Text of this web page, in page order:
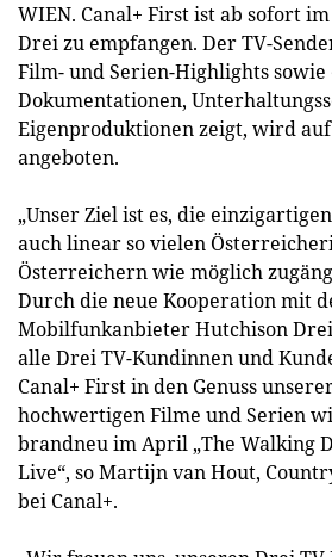
WIEN. Canal+ First ist ab sofort
Drei zu empfangen. Der TV-
Film- und Serien-Highlights sowie
Dokumentationen,
Eigenproduktionen zeigt, wird
angeboten.
„Unser Ziel ist es, die
auch linear so vielen
Österreichern wie möglich
Durch die neue Kooperation mit
Mobilfunkanbieter Hutchison
alle Drei TV-Kundinnen und
Canal+ First in den Genuss
hochwertigen Filme und Serien
brandneu im April „The Walking
Live“, so Martijn van Hout,
bei Canal+.